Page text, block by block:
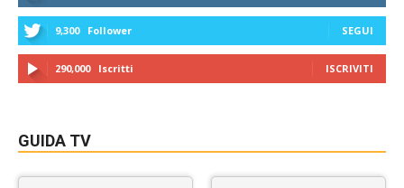
9,300 Follower SEGUI
290,000 Iscritti ISCRIVITI
GUIDA TV